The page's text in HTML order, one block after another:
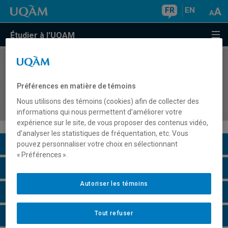
FR EN
Étudier à l'UQAM
COURS//
de diffusion dans les domaines des
communications et de la culture
Description du cours
Horaire - Automne 2026
Préférences en matière de témoins
Nous utilisons des témoins (cookies) afin de collecter des
informations qui nous permettent d’améliorer votre
expérience sur le site, de vous proposer des contenus vidéo,
d’analyser les statistiques de fréquentation, etc. Vous
pouvez personnaliser votre choix en sélectionnant
« Préférences ».
Tout refuser
Autoriser les témoins